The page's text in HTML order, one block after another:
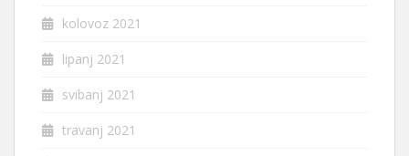
kolovoz 2021
lipanj 2021
svibanj 2021
travanj 2021